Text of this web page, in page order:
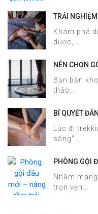
TRẢI
Khám phá
dược,...
NÊN CHỌN
Bạn băn
thảo...
BÍ QUYẾT
MASSAGE
Lúc đi
sống"...
PHÒNG GỘI
DƯỠNG
Nhằm
trọn vẹn...